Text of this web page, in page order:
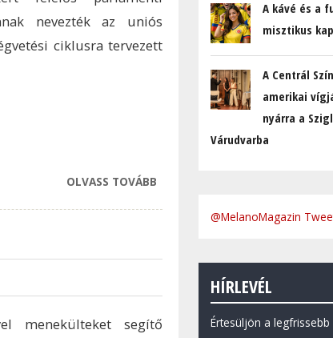
nevezték az uniós
ciklusra tervezett
OLVASS TOVÁBB
EK AZ UNIÓS
CSÖKKENTÉSE
TARTALOMMAL
KAPCSOLATOSAN
menekülteket segítő
A kávé és a
misztikus
A Centrál
amerikai
nyárra a
Várudvarba
@MelanoMagazin
HÍRLEVÉL
Értesüljön a legfrissebb